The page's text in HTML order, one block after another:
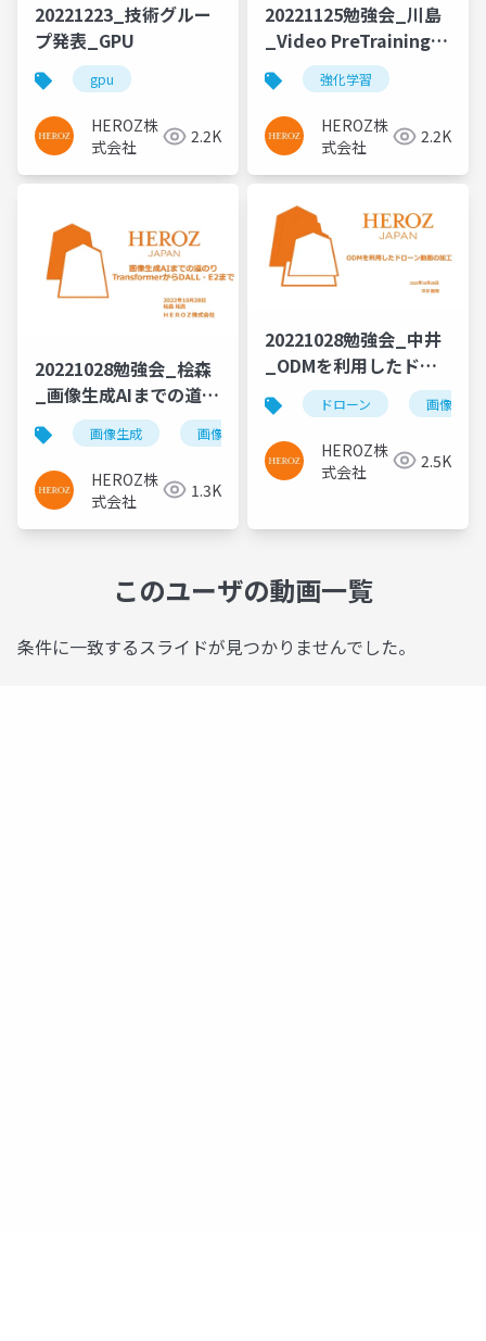
20221223_技術グルー
プ発表_GPU
gpu
HEROZ株
式会社
2.2K
20221125勉強会_川島
_Video PreTraining
(VPT) Learning to Act
by Watching
Unlabeled Online
Videos
強化学習
HEROZ株
式会社
2.2K
20221028勉強会_桧森
_画像生成AIまでの道の
り
画像生成 画像チーム
HEROZ株
式会社
1.3K
20221028勉強会_中井
_ODMを利用したドロ
ーン動画の加工
ドローン 画像チー
HEROZ株
式会社
2.5K
このユーザの動画一覧
条件に一致するスライドが見つかりませんでした。